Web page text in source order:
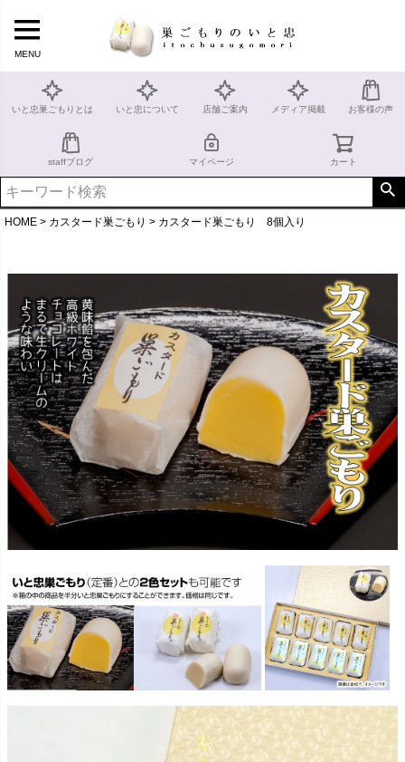
MENU
いと忠巣ごもりとは いと忠について 店舗ご案内 メディア掲載 お客様の声
staffブログ マイページ カート
HOME カスタード巣ごもり カスタード巣ごもり 8個入り